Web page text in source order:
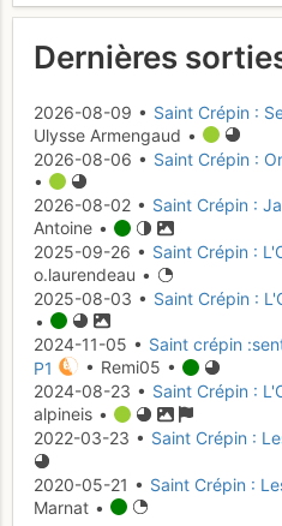
Dernières
2026-08-09 • Saint Crépin :
Ulysse Armengaud •
2026-08-06 • Saint Crépin :
•
2026-08-02 • Saint Crépin :
Antoine •
2025-09-26 • Saint Crépin :
o.laurendeau •
2025-08-03 • Saint Crépin :
•
2024-11-05 • Saint crépin
P1
• Remi05 •
2024-08-23 • Saint Crépin :
alpineis •
2022-03-23 • Saint Crépin :
2020-05-21 • Saint Crépin :
Marnat •